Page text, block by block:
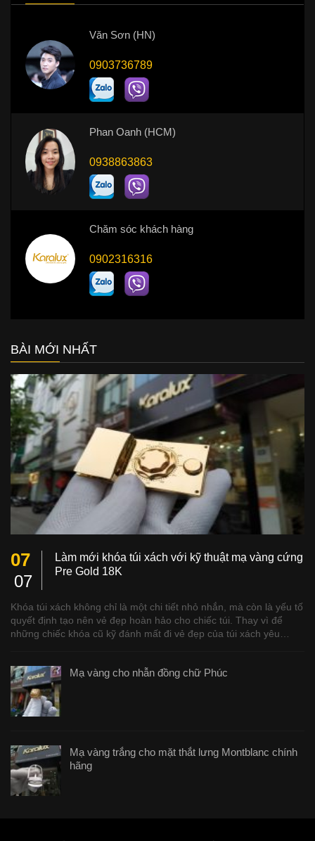
Văn Sơn (HN)
0903736789
Phan Oanh (HCM)
0938863863
Chăm sóc khách hàng
0902316316
BÀI MỚI NHẤT
07
07
Làm mới khóa túi xách với kỹ thuật mạ vàng cứng
Pre Gold 18K
Khóa túi xách không chỉ là một chi tiết nhỏ nhắn, mà còn là yếu tố
quyết định tạo nên vẻ đẹp hoàn hảo cho chiếc túi. Thay vì để
những chiếc khóa cũ kỹ đánh mất đi vẻ đẹp của túi xách yêu…
Mạ vàng cho nhẫn đồng chữ Phúc
Mạ vàng trắng cho mặt thắt lưng Montblanc chính
hãng